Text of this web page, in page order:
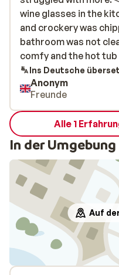
wine glasses in the
and crockery was
bathroom was not
comfy and the hot tub
wine glasses in the
and crockery was
bathroom was not
comfy and the hot tub
Ins Deutsche
Anonym
Freunde
Alle 1
In der Umgebung
Auf